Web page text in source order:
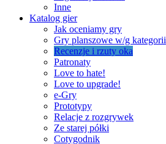
Inne
Katalog gier
Jak oceniamy gry
Gry planszowe w/g kategorii
Recenzje i rzuty oka
Patronaty
Love to hate!
Love to upgrade!
e-Gry
Prototypy
Relacje z rozgrywek
Ze starej półki
Cotygodnik